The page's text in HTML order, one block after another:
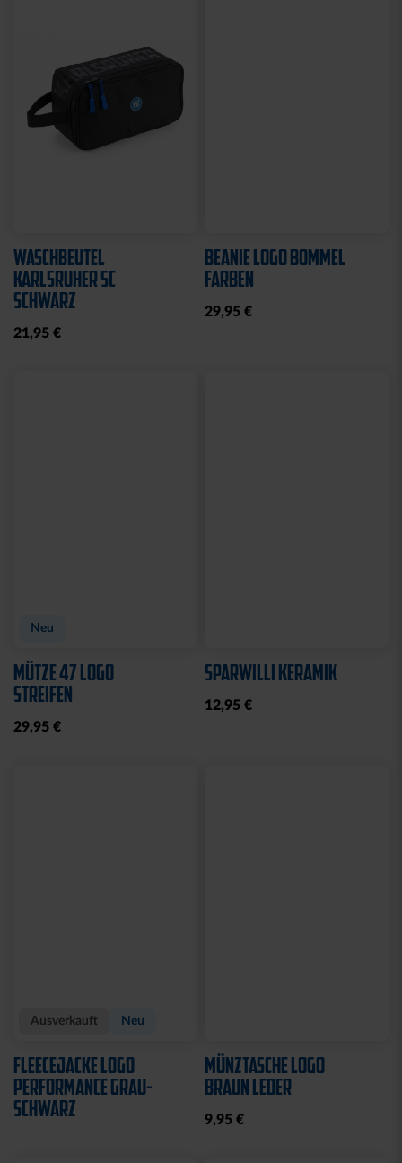
WASCHBEUTEL
KARLSRUHER SC
SCHWARZ
21,95 €
BEANIE LOGO BOMMEL
FARBEN
29,95 €
Neu
MÜTZE 47 LOGO
STREIFEN
29,95 €
SPARWILLI KERAMIK
12,95 €
Ausverkauft Neu
FLEECEJACKE LOGO
PERFORMANCE GRAU-
SCHWARZ
MÜNZTASCHE LOGO
BRAUN LEDER
9,95 €